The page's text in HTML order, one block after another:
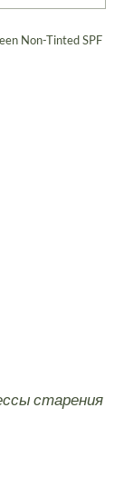
Non-Tinted SPF
старения